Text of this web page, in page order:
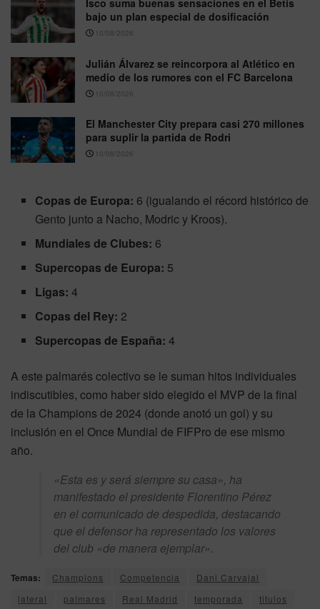
Isco suma buenas sensaciones en el Betis
bajo un plan especial de dosificación
10/08/2026
Julián Álvarez se reincorpora al Atlético en
medio de los rumores con el FC Barcelona
10/08/2026
El Manchester City prepara casi 270 millones
para suplir la partida de Rodri
10/08/2026
Copas de Europa: 6 (igualando el récord histórico de
Gento junto a Nacho, Modric y Kroos).
Mundiales de Clubes: 6
Supercopas de Europa: 5
Ligas: 4
Copas del Rey: 2
Supercopas de España: 4
A este palmarés colectivo se le suman hitos individuales
indiscutibles, como haber sido elegido el MVP de la final
de la Champions de 2024 (donde anotó un gol) y su
inclusión en el Once Mundial de FIFPro de ese mismo
año.
«Esta es y será siempre su casa», ha
manifestado el presidente Florentino Pérez
en el comunicado de despedida, destacando
que el defensor ha representado los valores
del club «de manera ejemplar».
Temas: Champions Competencia
Dani Carvajal
lateral
palmares Real Madrid temporada titulos